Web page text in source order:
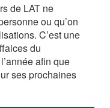
de LAT ne
ou qu’on
C’est une
du
afin que
ses prochaines